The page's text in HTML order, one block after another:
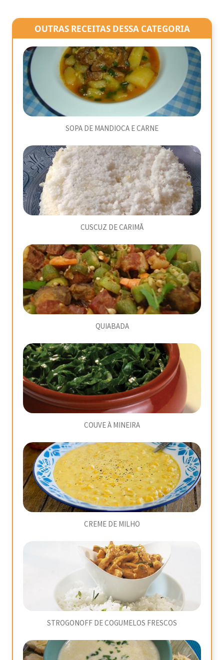
OUTRAS RECEITAS DESSA CATEGORIA
SOPA DE MANDIOCA E CARNE
CUSCUZ DE CARIMÃ
QUIABADA
COUVE À MINEIRA
CREME DE MILHO
STROGONOFF DE COGUMELOS FRESCOS